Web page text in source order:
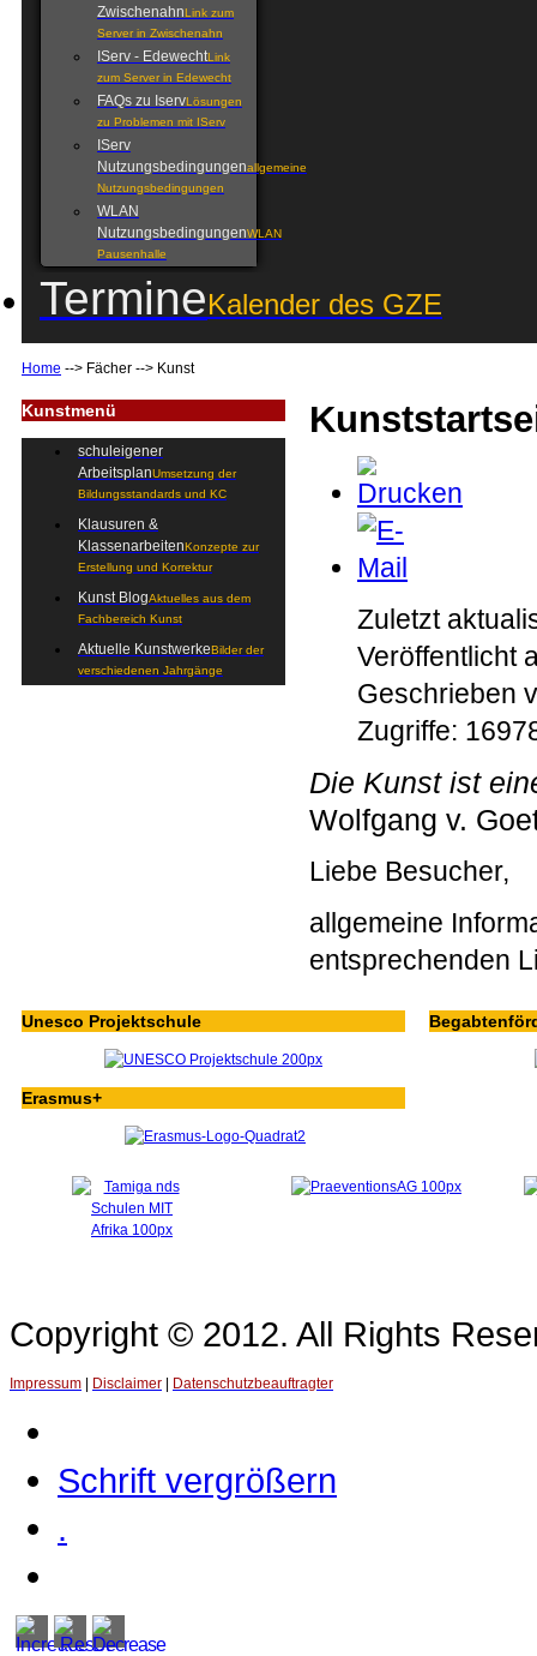
ZwischenahnLink zum
Server in Zwischenahn
IServ - EdewechtLink
zum Server in Edewecht
FAQs zu IservLösungen
zu Problemen mit IServ
IServ
Nutzungsbedingungenallgemeine
Nutzungsbedingungen
WLAN
NutzungsbedingungenWLAN
Pausenhalle
TermineKalender des GZE
Home --> Fächer --> Kunst
Zuletzt
Veröffentlicht
Geschrieben
Zugriffe:
Die Kunst ist
Wolfgang v.
Liebe Besucher,
allgemeine
entsprechenden
Kunstmenü
schuleigener
ArbeitsplanUmsetzung der
Bildungsstandards und KC
Klausuren &
KlassenarbeitenKonzepte zur
Erstellung und Korrektur
Kunst BlogAktuelles aus dem
Fachbereich Kunst
Aktuelle KunstwerkeBilder der
verschiedenen Jahrgänge
Unesco Projektschule
Erasmus+
Copyright © 2012. All Rights
Impressum Disclaimer Datenschutzbeauftragter
Schrift vergrößern
.